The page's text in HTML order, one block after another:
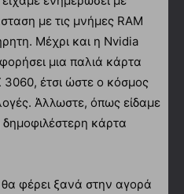
με τις μνήμες RAM
Μέχρι και η Nvidia
μια παλιά κάρτα
έτσι ώστε ο κόσμος
Άλλωστε, όπως είδαμε
κάρτα
φέρει ξανά στην αγορά